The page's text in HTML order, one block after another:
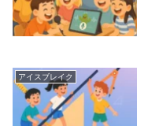
アイスブレイク